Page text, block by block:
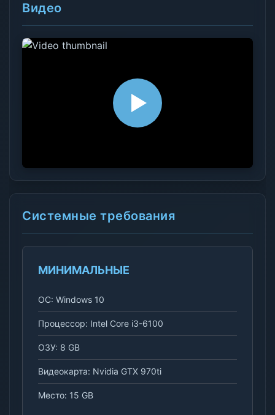
Видео
Системные требования
МИНИМАЛЬНЫЕ
ОС: Windows 10
Процессор: Intel Core i3-6100
ОЗУ: 8 GB
Видеокарта: Nvidia GTX 970ti
Место: 15 GB